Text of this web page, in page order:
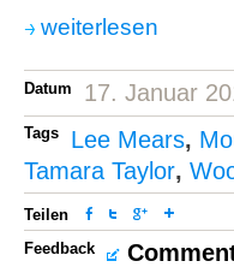
weiterlesen
Datum 17. Januar
Tags Lee Mears,
Tamara Taylor,
Teilen
Feedback